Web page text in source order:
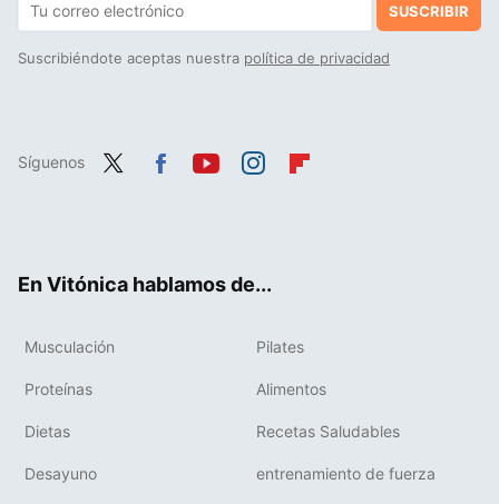
SUSCRIBIR
Suscribiéndote aceptas nuestra política de privacidad
Síguenos
En Vitónica hablamos de...
Musculación Pilates
Proteínas Alimentos
Dietas Recetas Saludables
Desayuno entrenamiento de fuerza